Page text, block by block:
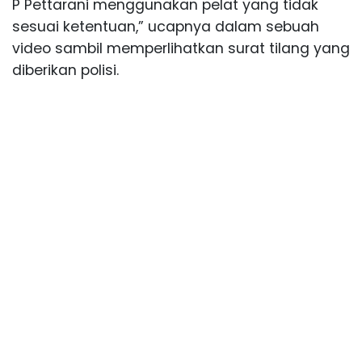
P Pettarani menggunakan pelat yang tidak
sesuai ketentuan,” ucapnya dalam sebuah
video sambil memperlihatkan surat tilang yang
diberikan polisi.